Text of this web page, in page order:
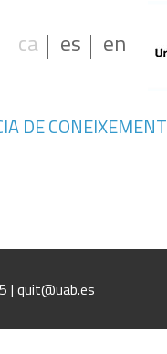
DE CONEIXEMENT
ca es en
| quit@uab.es